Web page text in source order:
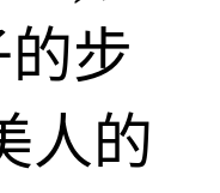
步
人的